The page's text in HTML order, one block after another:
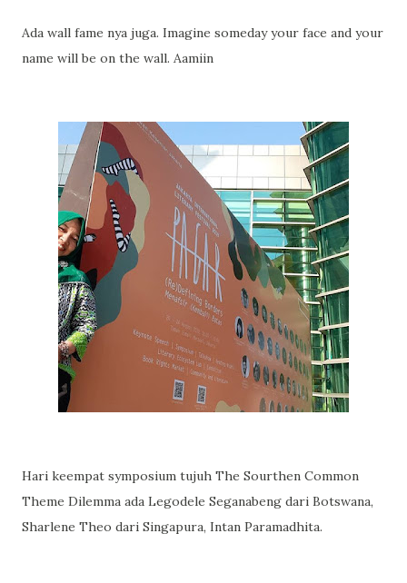
Ada wall fame nya juga. Imagine someday your face and your
name will be on the wall. Aamiin
Hari keempat symposium tujuh The Sourthen Common
Theme Dilemma ada Legodele Seganabeng dari Botswana,
Sharlene Theo dari Singapura, Intan Paramadhita.